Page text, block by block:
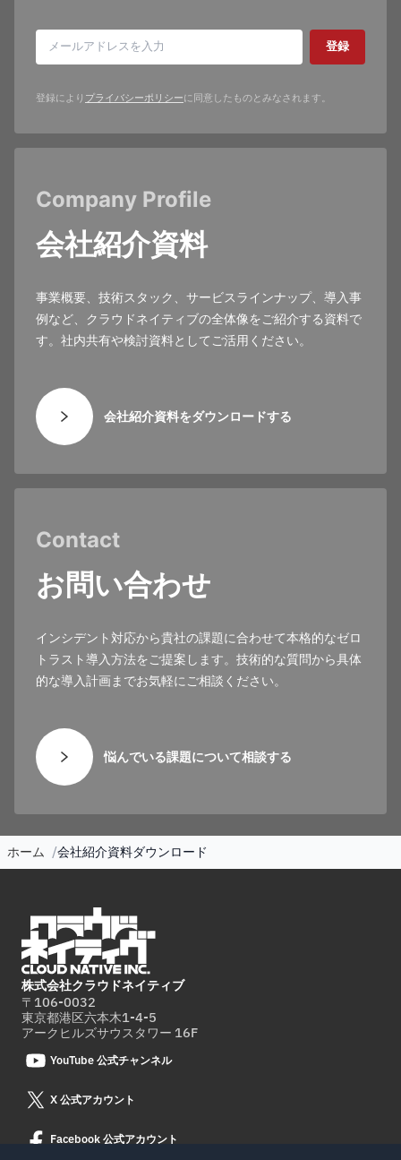
登録
登録により プライバシーポリシーに同意したものとみなされます。
Company Profile
会社紹介資料
事業概要、技術スタック、サービスラインナップ、導入事
例など、クラウドネイティブの全体像をご紹介する資料で
す。社内共有や検討資料としてご活用ください。
会社紹介資料をダウンロードする
Contact
お問い合わせ
インシデント対応から貴社の課題に合わせて本格的なゼロ
トラスト導入方法をご提案します。技術的な質問から具体
的な導入計画までお気軽にご相談ください。
悩んでいる課題について相談する
ホーム 会社紹介資料ダウンロード
株式会社クラウドネイティブ
〒106-0032
東京都港区六本木1-4-5
アークヒルズサウスタワー 16F
YouTube 公式チャンネル
X 公式アカウント
Facebook 公式アカウント